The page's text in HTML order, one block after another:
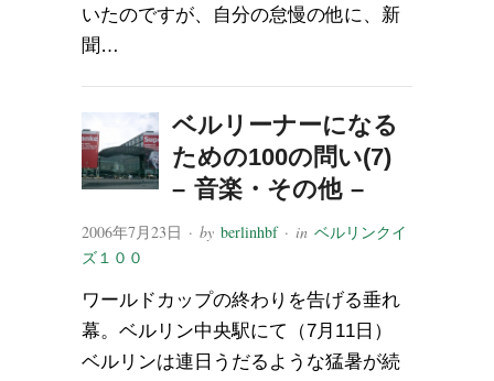
いたのですが、自分の怠慢の他に、新
聞…
ベルリーナーになる
ための100の問い(7)
– 音楽・その他 –
2006年7月23日 · by berlinhbf· in ベルリンクイ
ズ１００
ワールドカップの終わりを告げる垂れ
幕。ベルリン中央駅にて（7月11日）
ベルリンは連日うだるような猛暑が続